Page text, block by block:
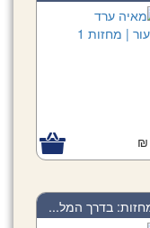
בדרך המל...